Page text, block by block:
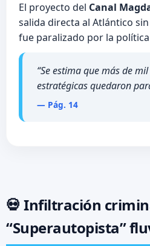
El proyecto del Canal
salida directa al Atlántico
fue paralizado por la
“Se estima que más de
estratégicas quedaron
— Pág. 14
💀 Infiltración
“Superautopista”